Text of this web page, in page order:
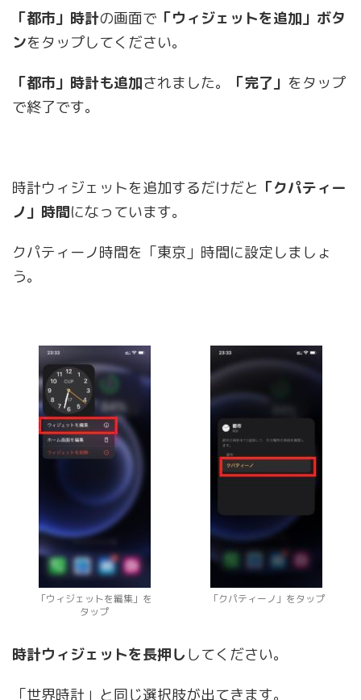
「都市」時計の画面で 「ウィジェットを追加」ボタ
ンをタップしてください。
「都市」時計も追加されました。 「完了」 をタップ
で終了です。
時計ウィジェットを追加するだけだと 「クパティー
ノ」時間になっています。
クパティーノ時間を「東京」時間に設定しましょ
う。
「ウィジェットを編集」を
タップ
「クパティーノ」をタップ
時計ウィジェットを長押し してください。
「世界時計」と同じ選択肢が出てきます。